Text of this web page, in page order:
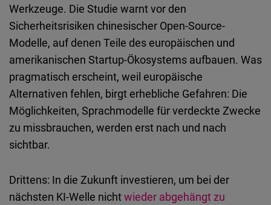
Werkzeuge. Die Studie warnt vor den
Sicherheitsrisiken chinesischer Open-Source-
Modelle, auf denen Teile des europäischen und
amerikanischen Startup-Ökosystems aufbauen. Was
pragmatisch erscheint, weil europäische
Alternativen fehlen, birgt erhebliche Gefahren: Die
Möglichkeiten, Sprachmodelle für verdeckte Zwecke
zu missbrauchen, werden erst nach und nach
sichtbar.
Drittens: In die Zukunft investieren, um bei der
nächsten KI-Welle nichtwieder abgehängt zu